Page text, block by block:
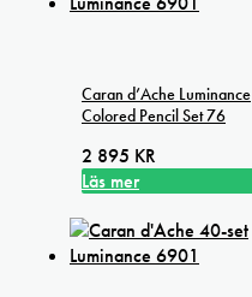
Caran d’Ache Luminance
Colored Pencil Set 76
2 895 KR
Läs mer